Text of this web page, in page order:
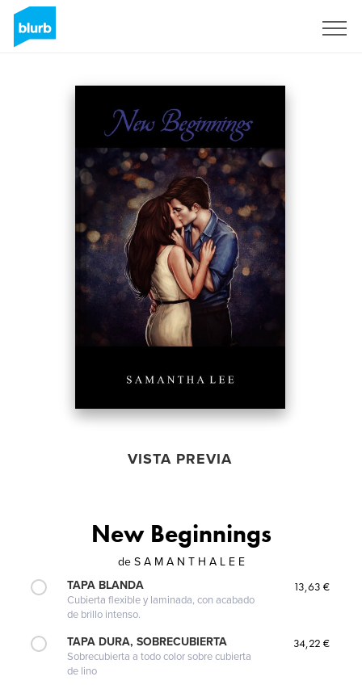
VISTA PREVIA
New Beginnings
de S A M A N T H A L E E
TAPA BLANDA
Cubierta flexible y laminada, con acabado
de brillo intenso.
13,63 €
TAPA DURA, SOBRECUBIERTA
Sobrecubierta a todo color sobre cubierta
de lino
34,22 €